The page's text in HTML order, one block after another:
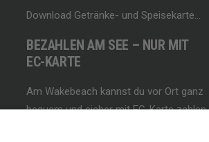
Download Getränke- und Speisekarte…
BEZAHLEN AM SEE – NUR MIT
EC-KARTE
Am Wakebeach kannst du vor Ort ganz
bequem und sicher mit EC-Karte zahlen.